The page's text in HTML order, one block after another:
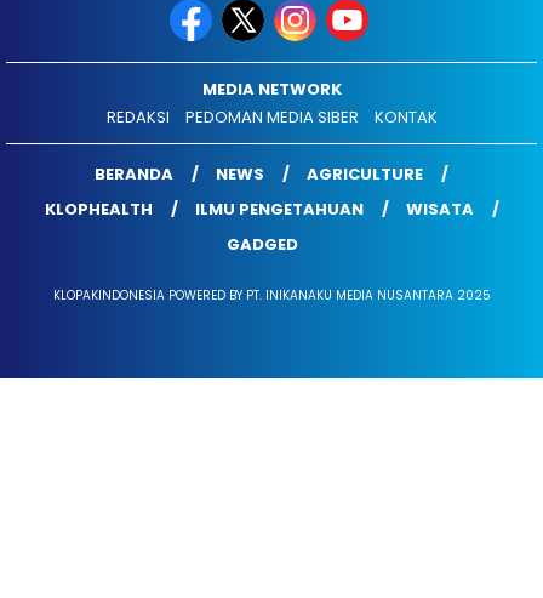
MEDIA NETWORK
REDAKSI
PEDOMAN MEDIA SIBER KONTAK
BERANDA NEWS
AGRICULTURE
KLOPHEALTH
ILMU PENGETAHUAN
WISATA
GADGED
KLOPAKINDONESIA POWERED BY PT. INIKANAKU MEDIA NUSANTARA 2025